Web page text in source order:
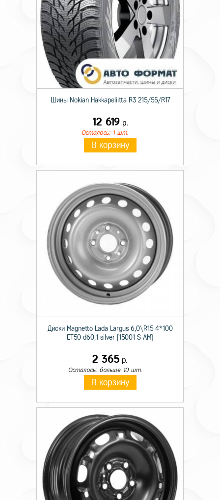
Шины Nokian Hakkapeliitta R3 215/55/R17
12 619р.
Осталось: 1 шт.
В корзину
Диски Magnetto Lada Largus 6,0\R15 4*100
ET50 d60,1 silver [15001 S AM]
2 365 р.
Осталось: больше 10 шт.
В корзину